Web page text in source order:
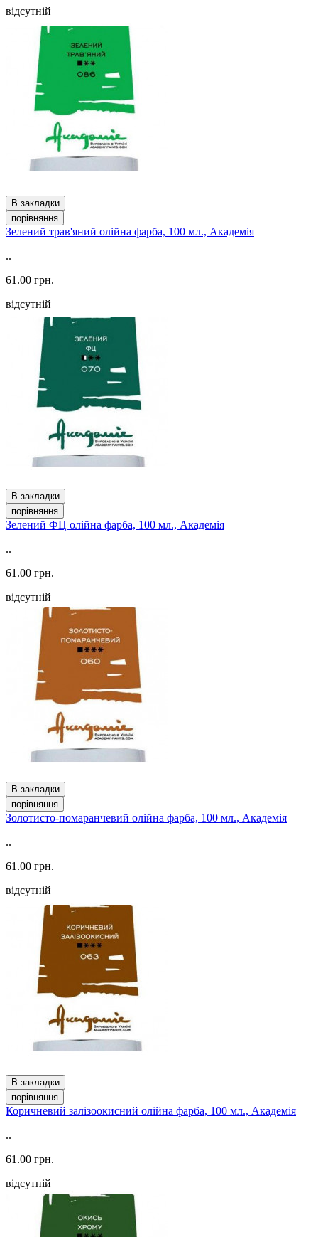
відсутній
В закладки
порівняння
Зелений трав'яний олійна фарба, 100 мл., Академія
..
61.00 грн.
відсутній
В закладки
порівняння
Зелений ФЦ олійна фарба, 100 мл., Академія
..
61.00 грн.
відсутній
В закладки
порівняння
Золотисто-помаранчевий олійна фарба, 100 мл., Академія
..
61.00 грн.
відсутній
В закладки
порівняння
Коричневий залізоокисний олійна фарба, 100 мл., Академія
..
61.00 грн.
відсутній